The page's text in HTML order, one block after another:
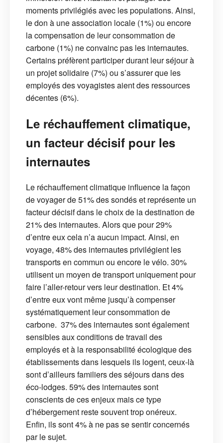
moments privilégiés avec les populations. Ainsi,
le don à une association locale (1%) ou encore
la compensation de leur consommation de
carbone (1%) ne convainc pas les internautes.
Certains préfèrent participer durant leur séjour à
un projet solidaire (7%) ou s’assurer que les
employés des voyagistes aient des ressources
décentes (6%).
Le réchauffement climatique,
un facteur décisif pour les
internautes
Le réchauffement climatique influence la façon
de voyager de 51% des sondés et représente un
facteur décisif dans le choix de la destination de
21% des internautes. Alors que pour 29%
d’entre eux cela n’a aucun impact. Ainsi, en
voyage, 48% des internautes privilégient les
transports en commun ou encore le vélo. 30%
utilisent un moyen de transport uniquement pour
faire l’aller-retour vers leur destination. Et 4%
d’entre eux vont même jusqu’à compenser
systématiquement leur consommation de
carbone. 37% des internautes sont également
sensibles aux conditions de travail des
employés et à la responsabilité écologique des
établissements dans lesquels ils logent, ceux-là
sont d’ailleurs familiers des séjours dans des
éco-lodges. 59% des internautes sont
conscients de ces enjeux mais ce type
d’hébergement reste souvent trop onéreux.
Enfin, ils sont 4% à ne pas se sentir concernés
par le sujet.